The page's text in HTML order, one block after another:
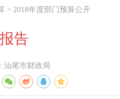
> 2018年度部门预算公开
告
汕尾市财政局